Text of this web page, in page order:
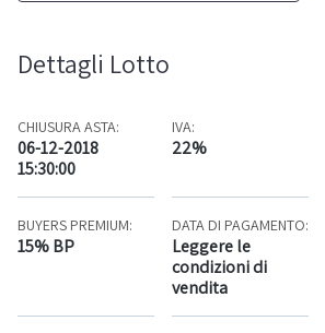
Dettagli Lotto
CHIUSURA ASTA:
06-12-2018
15:30:00
IVA:
22%
BUYERS PREMIUM:
15% BP
DATA DI PAGAMENTO:
Leggere le
condizioni di
vendita